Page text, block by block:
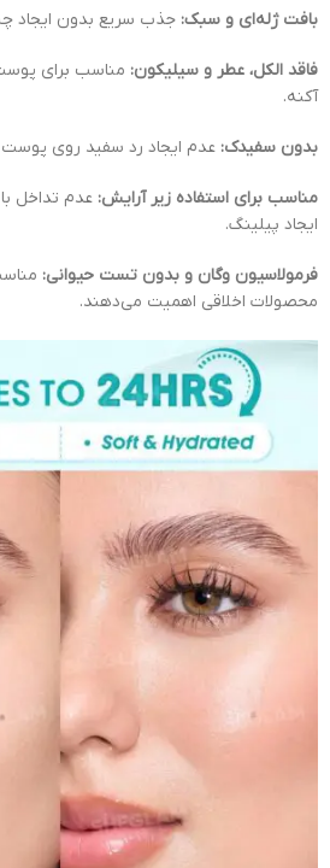
بافت ژله‌ای و سبک: جذب سریع بدون ایجاد
فاقد الکل، عطر و سیلیکون: مناسب برای
آکنه.
بدون سفیدک: عدم ایجاد رد سفید روی
مناسب برای استفاده زیر آرایش: عدم تداخل
ایجاد پیلینگ.
فرمولاسیون وگان و بدون تست حیوانی:
محصولات اخلاقی اهمیت می‌دهند.